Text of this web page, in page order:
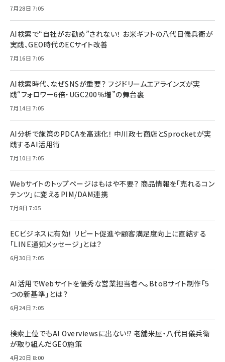
7月28日 7:05
AI検索で“自社がお勧め”されない！ お米ギフトの八代目儀兵衛が
実践、GEO時代のECサイト改善
7月16日 7:05
AI検索時代、なぜSNSが重要？ フジドリームエアラインズが実
践“フォロワー6倍・UGC200％増”の舞台裏
7月14日 7:05
AI分析で施策のPDCAを高速化！ 中川政七商店とSprocketが実
践するAI活用術
7月10日 7:05
Webサイトのトップページはもはや不要？ 商品情報を「売れるコン
テンツ」に変えるPIM/DAM連携
7月8日 7:05
ECビジネスに有効！ リピート促進や顧客満足度向上に直結する
「LINE通知メッセージ」とは？
6月30日 7:05
AI活用でWebサイトを優秀な営業担当者へ。BtoBサイト制作「5
つの新基準」とは？
6月24日 7:05
検索上位でもAI Overviewsに出ない!? 老舗米屋・八代目儀兵衛
が取り組んだGEO施策
4月20日 8:00